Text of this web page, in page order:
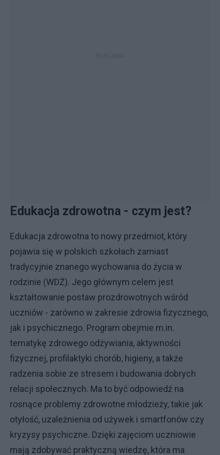
Edukacja zdrowotna - czym jest?
Edukacja zdrowotna to nowy przedmiot, który
pojawia się w polskich szkołach zamiast
tradycyjnie znanego wychowania do życia w
rodzinie (WDŻ). Jego głównym celem jest
kształtowanie postaw prozdrowotnych wśród
uczniów - zarówno w zakresie zdrowia fizycznego,
jak i psychicznego. Program obejmie m.in.
tematykę zdrowego odżywiania, aktywności
fizycznej, profilaktyki chorób, higieny, a także
radzenia sobie ze stresem i budowania dobrych
relacji społecznych. Ma to być odpowiedź na
rosnące problemy zdrowotne młodzieży, takie jak
otyłość, uzależnienia od używek i smartfonów czy
kryzysy psychiczne. Dzięki zajęciom uczniowie
mają zdobywać praktyczną wiedzę, która ma